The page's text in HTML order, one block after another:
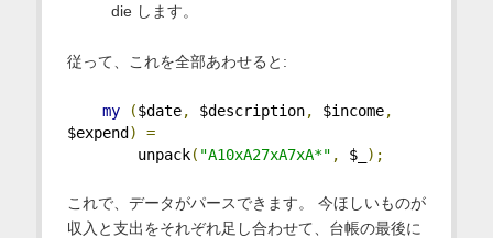
die します。
従って、これを全部あわせると:
my ($date, $description, $income,
$expend )
=
unpack( "A10xA27xA7xA*" , $_ );
これで、データがパースできます。 今ほしいものが
収入と支出をそれぞれ足し合わせて、台帳の最後に